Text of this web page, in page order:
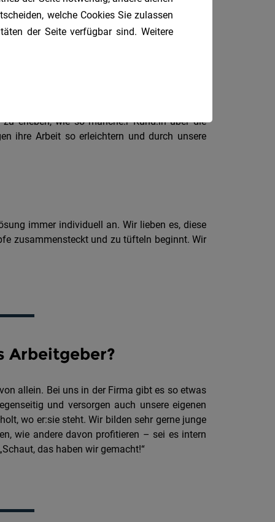
arbeiten?
erleben, wie so manche:r Kund:in über die
ihre Arbeit so erleichtern und durch unsere
immer individuell an. Wir lieben es, diese
zusammensteckt und zu tüfteln beginnt. Wir
Arbeitgeber?
allein. Bei uns in der Firma gibt es so etwas
und versorgen auch unsere eigenen
wo er:sie steht. Wir bilden sehr gerne junge
wie andere davon profitieren – sei es intern
das haben wir gemacht!“
welche Cookies Sie zulassen
der Seite verfügbar sind. Weitere